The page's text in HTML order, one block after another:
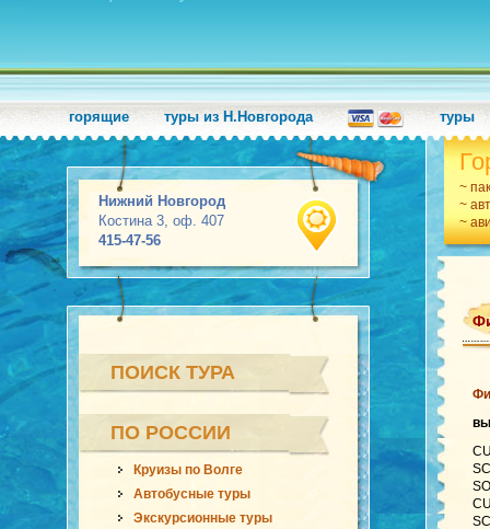
горящие туры из Н.Новгорода туры
Нижний Новгород
Костина 3, оф. 407
415-47-56
~
~
~
ПОИСК ТУРА
ПО РОССИИ
Круизы по Волге
Автобусные туры
Экскурсионные туры